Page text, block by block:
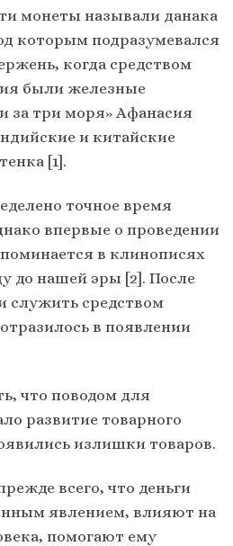
монеты называли данака
которым подразумевался
когда средством
были железные
за три моря» Афанасия
и китайские
[1].
точное время
впервые о проведении
в клинописях
до нашей эры [2]. После
служить средством
в появлении
что поводом для
развитие товарного
излишки товаров.
всего, что деньги
явлением, влияют на
помогают ему